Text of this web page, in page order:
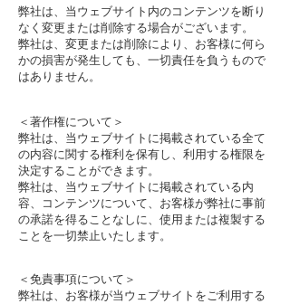
弊社は、当ウェブサイト内のコンテンツを断り
なく変更または削除する場合がございます。
弊社は、変更または削除により、お客様に何ら
かの損害が発生しても、一切責任を負うもので
はありません。
＜著作権について＞
弊社は、当ウェブサイトに掲載されている全て
の内容に関する権利を保有し、利用する権限を
決定することができます。
弊社は、当ウェブサイトに掲載されている内
容、コンテンツについて、お客様が弊社に事前
の承諾を得ることなしに、使用または複製する
ことを一切禁止いたします。
＜免責事項について＞
弊社は、お客様が当ウェブサイトをご利用する